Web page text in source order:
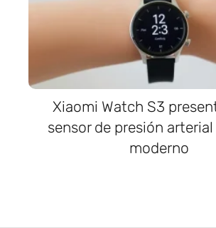
Xiaomi Watch S3
sensor de presión
moderno